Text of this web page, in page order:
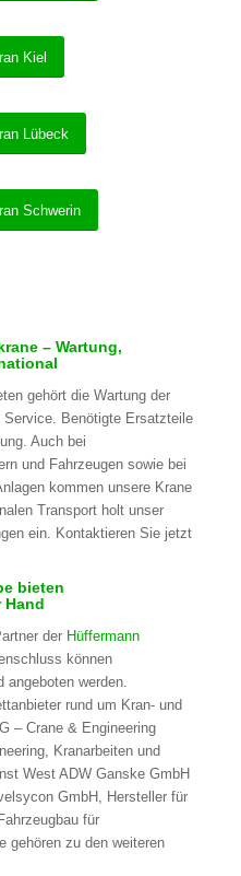
Kiel
Lübeck
Schwerin
– Wartung,
gehört die Wartung der
Benötigte Ersatzteile
Auch bei
und Fahrzeugen sowie bei
kommen unsere Krane
Transport holt unser
ein. Kontaktieren Sie jetzt
bieten
Hand
der Hüffermann
können
angeboten werden.
rund um Kran- und
– Crane & Engineering
Kranarbeiten und
West ADW Ganske GmbH
GmbH, Hersteller für
für
gehören zu den weiteren